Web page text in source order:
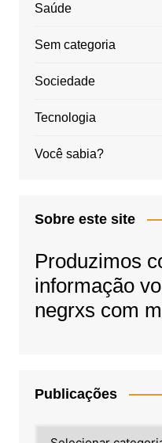
Saúde
Sem categoria
Sociedade
Tecnologia
Você sabia?
Sobre este site
Produzimos
informação
negrxs com
Publicações